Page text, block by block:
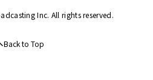
Inc. All rights reserved.
Back to Top